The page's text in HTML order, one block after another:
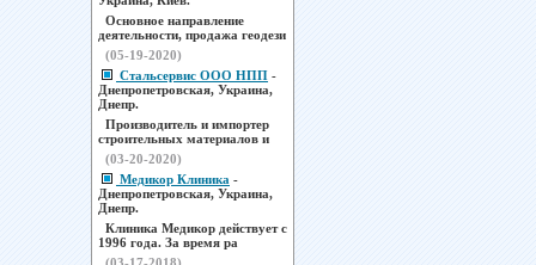
Основное направление
деятельности, продажа геодези
(05-19-2020)
Стальсервис ООО НПП -
Днепропетровская, Украина,
Днепр.
Производитель и импортер
строительных материалов и
(03-20-2020)
Медикор Клиника -
Днепропетровская, Украина,
Днепр.
Клиника Медикор действует с
1996 года. За время ра